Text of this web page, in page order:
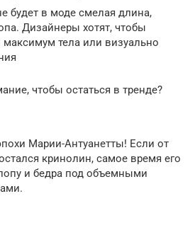
будет в моде смелая длина,
Дизайнеры хотят, чтобы
тела или визуально
чтобы остаться в тренде?
Марии-Антуанетты! Если от
кринолин, самое время его
и бедра под объемными